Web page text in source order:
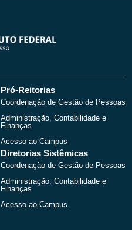
Pró-Reitorias
Coordenação de Gestão de Pessoas
Administração, Contabilidade e
Finanças
Acesso ao Campus
Diretorias Sistêmicas
Coordenação de Gestão de Pessoas
Administração, Contabilidade e
Finanças
Acesso ao Campus